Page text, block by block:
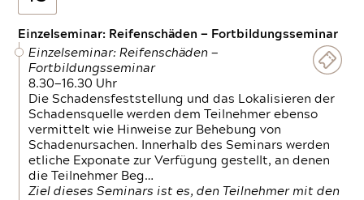
Einzelseminar: Reifenschäden — Fortbildungsseminar
Einzelseminar: Reifenschäden —
Fortbildungsseminar
8.30—16.30 Uhr
Die Schadensfeststellung und das Lokalisieren der
Schadensquelle werden dem Teilnehmer ebenso
vermittelt wie Hinweise zur Behebung von
Schadenursachen. Innerhalb des Seminars werden
etliche Exponate zur Verfügung gestellt, an denen
die Teilnehmer Beg…
Ziel dieses Seminars ist es, den Teilnehmer mit den